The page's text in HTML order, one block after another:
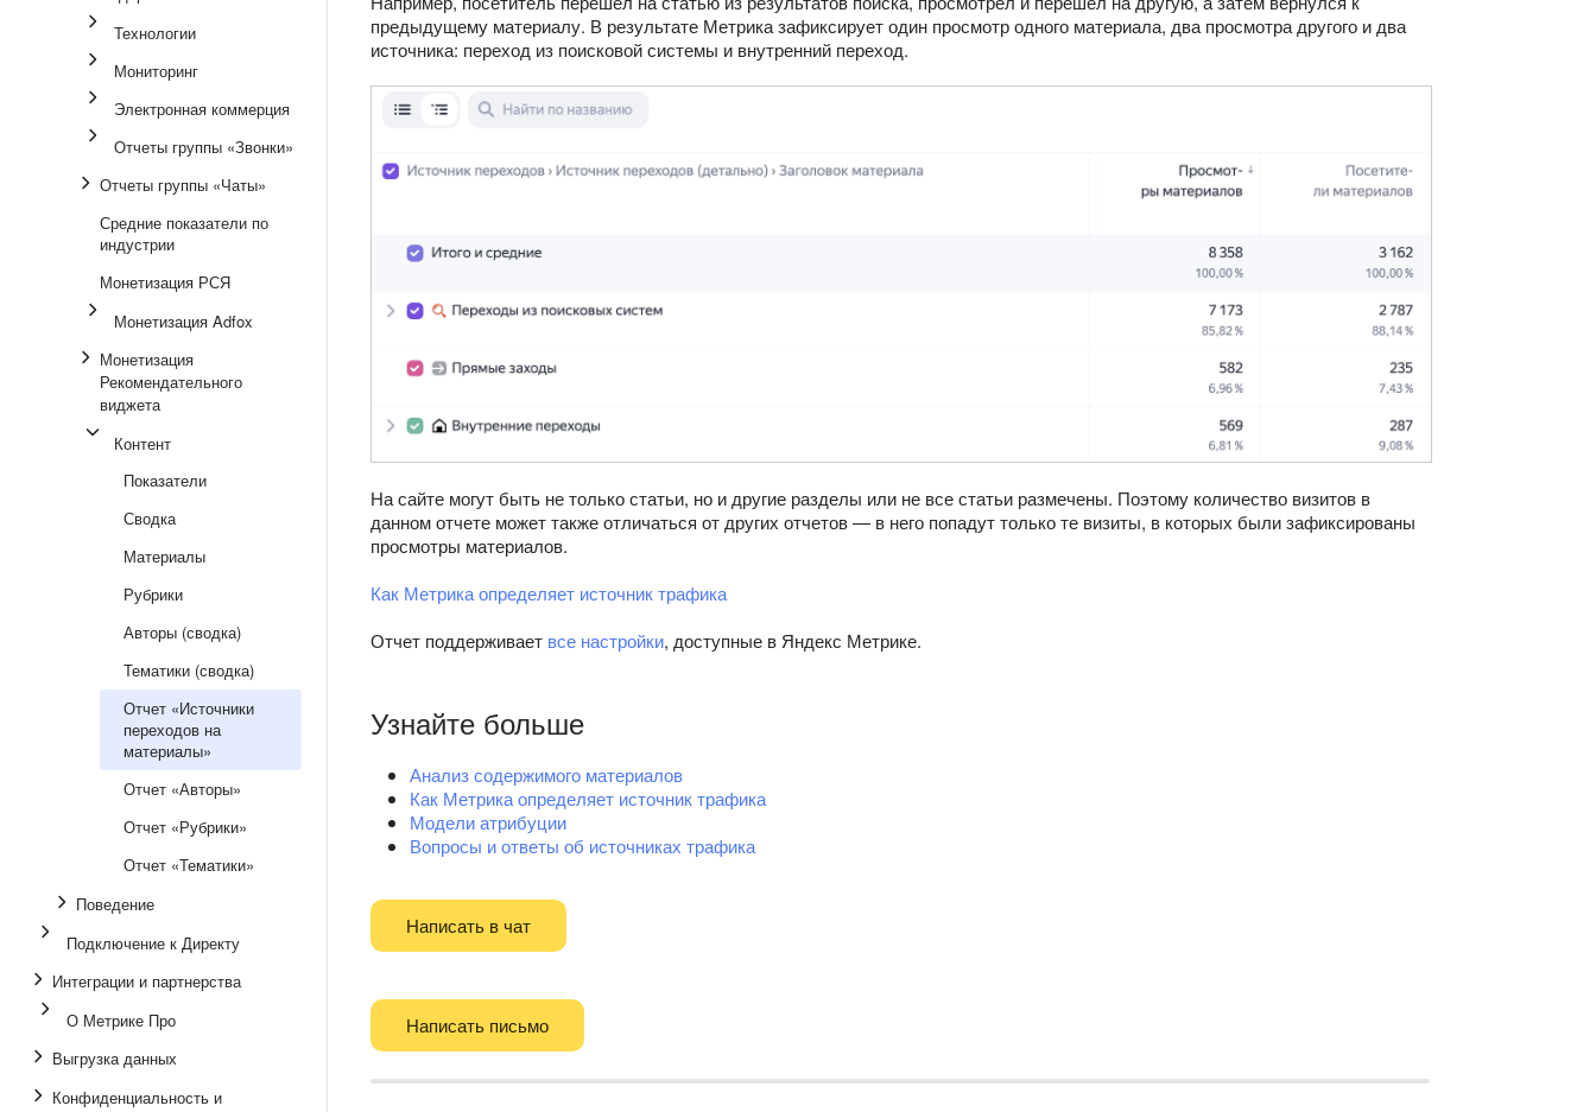
Технологии
Мониторинг
Электронная коммерция
Отчеты группы «Звонки»
Отчеты группы «Чаты»
Средние показатели по
индустрии
Монетизация РСЯ
Монетизация Adfox
Монетизация
Рекомендательного
виджета
Контент
Показатели
Сводка
Материалы
Рубрики
Авторы (сводка)
Тематики (сводка)
Отчет «Источники
переходов на
материалы»
Отчет «Авторы»
Отчет «Рубрики»
Отчет «Тематики»
Поведение
Подключение к Директу
Интеграции и партнерства
О Метрике Про
Выгрузка данных
Конфиденциальность и
предыдущему материалу. В результате Метрика зафиксирует один просмотр одного материала, два просмотра другого и два
источника: переход из поисковой системы и внутренний переход.
На сайте могут быть не только статьи, но и другие разделы или не все статьи размечены. Поэтому количество визитов в
данном отчете может также отличаться от других отчетов — в него попадут только те визиты, в которых были зафиксированы
просмотры материалов.
Как Метрика определяет источник трафика
Отчет поддерживает все настройки, доступные в Яндекс Метрике.
Узнайте больше
Анализ содержимого материалов
Как Метрика определяет источник трафика
Модели атрибуции
Вопросы и ответы об источниках трафика
Написать в чат
Написать письмо